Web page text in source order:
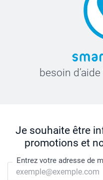
besoin
Je souhaite être
promotions et
Entrez votre adresse de